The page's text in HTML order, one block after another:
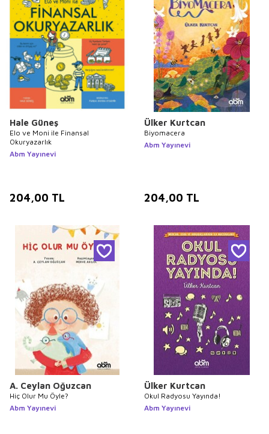
Hale Güneş
Elo ve Moni ile Finansal
Okuryazarlık
Abm Yayınevi
204,00 TL
Ülker Kurtcan
Biyomacera
Abm Yayınevi
204,00 TL
A. Ceylan Oğuzcan
Hiç Olur Mu Öyle?
Abm Yayınevi
Ülker Kurtcan
Okul Radyosu Yayında!
Abm Yayınevi